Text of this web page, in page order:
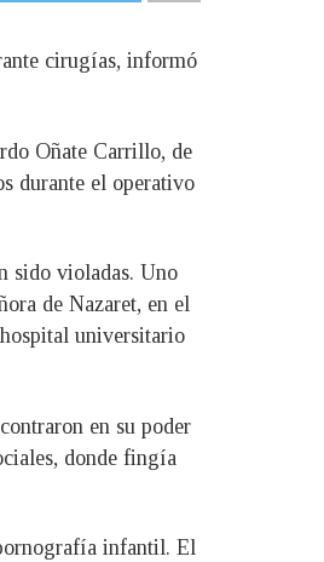
cirugías, informó
Oñate Carrillo, de
durante el operativo
sido violadas. Uno
de Nazaret, en el
universitario
en su poder
donde fingía
infantil. El